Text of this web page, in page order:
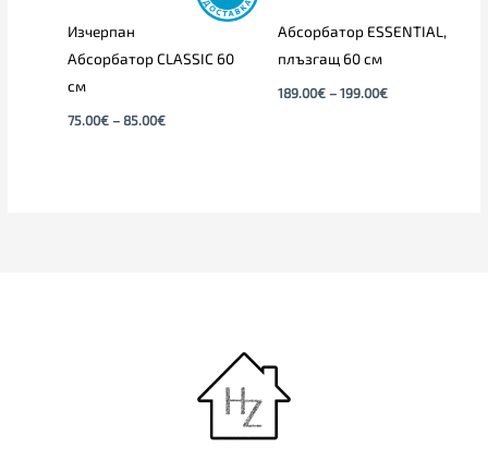
Изчерпан
Абсорбатор CLASSIC 60
см
75.00€ – 85.00€
Абсорбатор ESSENTIAL,
плъзгащ 60 см
189.00€ – 199.00€